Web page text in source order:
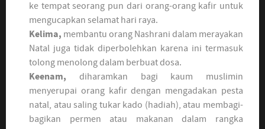
ke tempat seorang pun dari orang-orang kafir untuk
mengucapkan selamat hari raya.
Kelima, membantu orang Nashrani dalam merayakan
Natal juga tidak diperbolehkan karena ini termasuk
tolong menolong dalam berbuat dosa.
Keenam, diharamkan bagi kaum muslimin
menyerupai orang kafir dengan mengadakan pesta
natal, atau saling tukar kado (hadiah), atau membagi-
bagikan permen atau makanan dalam rangka